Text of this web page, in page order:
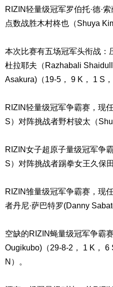
RIZIN轻量级冠军罗伯托·德·
点数战胜木村柊也（Shuya
本次比赛有五场冠军头衔战：
杜拉耶夫（Razhabali
Asakura)（19-5， 9 K， 1 S，
RIZIN轻量级冠军争霸赛，现
S）对阵挑战者野村骏太（
RIZIN女子超原子量级冠军争
S）对阵挑战者踢拳女王久保
RIZIN雏量级冠军争霸赛，现
者丹尼·萨巴特罗(Danny
空缺的RIZIN蝇量级冠军争霸
Ougikubo)（29-8-2， 1 K，
N）。